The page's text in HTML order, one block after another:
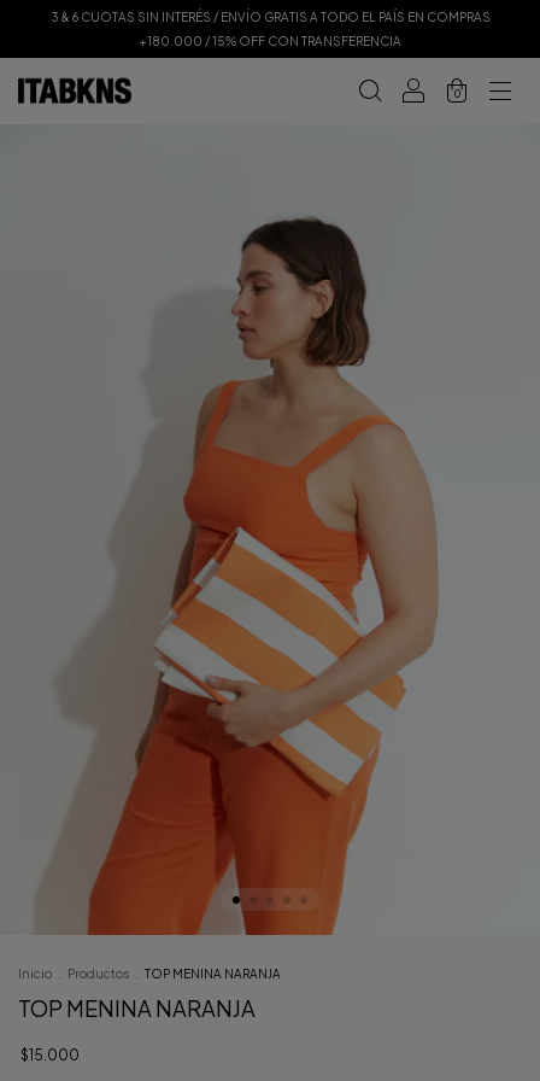
3 & 6 CUOTAS SIN INTERÉS / ENVÍO GRATIS A TODO EL PAÍS EN COMPRAS
+180.000 / 15% OFF CON TRANSFERENCIA
0
Inicio Productos TOP MENINA NARANJA
TOP MENINA NARANJA
$15.000